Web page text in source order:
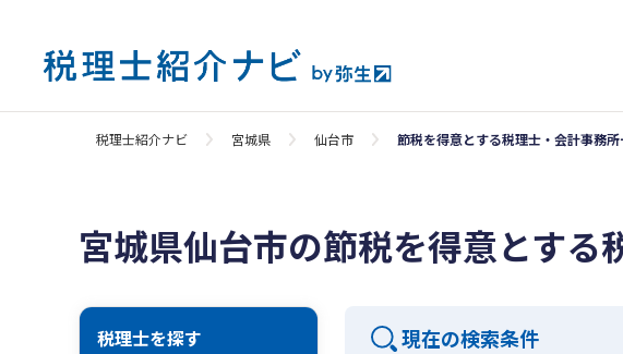
税理士紹介ナビ 宮城県 仙台市 節税を得意とする税理士・会計事務所
宮城県仙台市の節税を得意とする
税理士を探す 現在の検索条件